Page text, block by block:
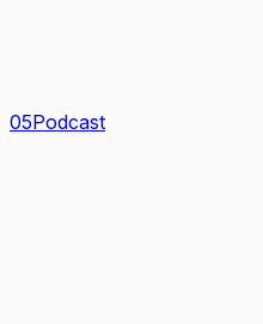
05Podcast